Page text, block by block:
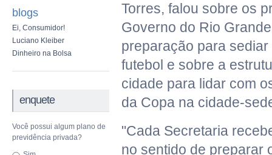
blogs
Ei, Consumidor!
Luciano Kleiber
Dinheiro na Bolsa
enquete
Você possui algum plano de
previdência privada?
Torres, falou sobre os
Governo do Rio
preparação para
futebol e sobre a
cidade para lidar com
da Copa na cidade-
"Cada Secretaria
no sentido de preparar